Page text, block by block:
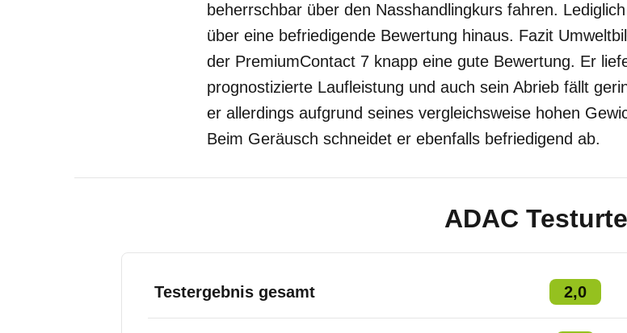
beherrschbar über den Nasshandlingkurs fahren.
über eine befriedigende Bewertung hinaus. Fazit
der PremiumContact 7 knapp eine gute Bewertung. Er
prognostizierte Laufleistung und auch sein Abrieb fällt
er allerdings aufgrund seines vergleichsweise hohen
Beim Geräusch schneidet er ebenfalls befriedigend ab.
ADAC
Testergebnis gesamt 2,0